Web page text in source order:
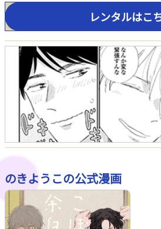
レンタルはこ
この話を読む
のきようこの公式漫画